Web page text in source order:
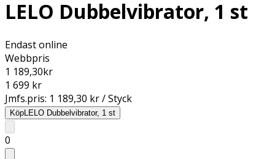
LELO Dubbelvibrator, 1 st
Endast online
Webbpris
1 189,30kr
1 699 kr
Jmfs.pris: 1 189,30 kr / Styck
KöpLELO Dubbelvibrator, 1 st
0